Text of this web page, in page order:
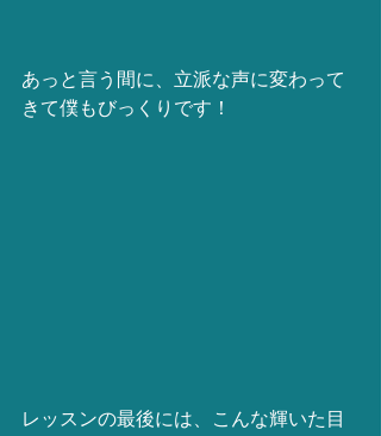
あっと言う間に、立派な声に変わって
きて僕もびっくりです！
レッスンの最後には、こんな輝いた目